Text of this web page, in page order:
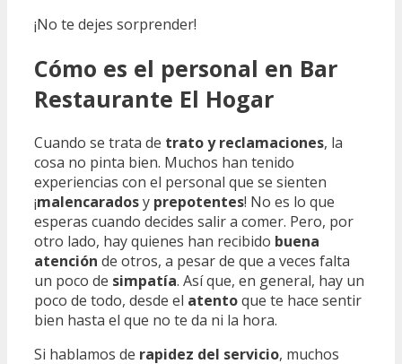
¡No te dejes sorprender!
Cómo es el personal en Bar
Restaurante El Hogar
Cuando se trata de trato y reclamaciones, la
cosa no pinta bien. Muchos han tenido
experiencias con el personal que se sienten
¡malencaradosy prepotentes! No es lo que
esperas cuando decides salir a comer. Pero, por
otro lado, hay quienes han recibido buena
atención de otros, a pesar de que a veces falta
un poco de simpatía. Así que, en general, hay un
poco de todo, desde el atentoque te hace sentir
bien hasta el que no te da ni la hora.
Si hablamos de rapidez del servicio, muchos